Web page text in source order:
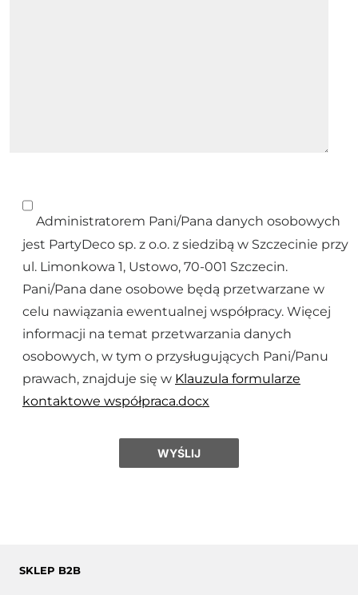
Administratorem Pani/Pana danych osobowych
jest PartyDeco sp. z o.o. z siedzibą w Szczecinie przy
ul. Limonkowa 1, Ustowo, 70-001 Szczecin.
Pani/Pana dane osobowe będą przetwarzane w
celu nawiązania ewentualnej współpracy. Więcej
informacji na temat przetwarzania danych
osobowych, w tym o przysługujących Pani/Panu
prawach, znajduje się w Klauzula formularze
kontaktowe współpraca.docx
SKLEP B2B